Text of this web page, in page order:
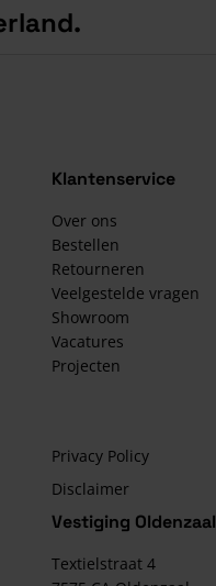
Klantenservice
Over ons
Bestellen
Retourneren
Veelgestelde vragen
Showroom
Vacatures
Projecten
Privacy Policy
Disclaimer
Vestiging Oldenzaal
Textielstraat 4